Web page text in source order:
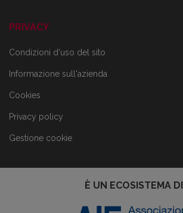
PRIVACY
Condizioni d'uso del sito
Informazione sull'azienda
Cookies
Privacy policy
Gestione cookie
È UN ECOSISTEMA DI